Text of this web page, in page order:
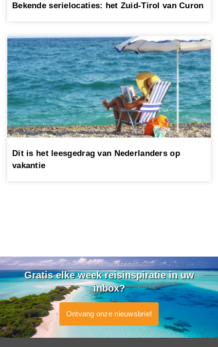
Bekende serielocaties: het Zuid-Tirol van Curon
Dit is het leesgedrag van Nederlanders op
vakantie
Gratis elke week reisinspiratie in uw
inbox?
Ontvang onze nieuwsbrief